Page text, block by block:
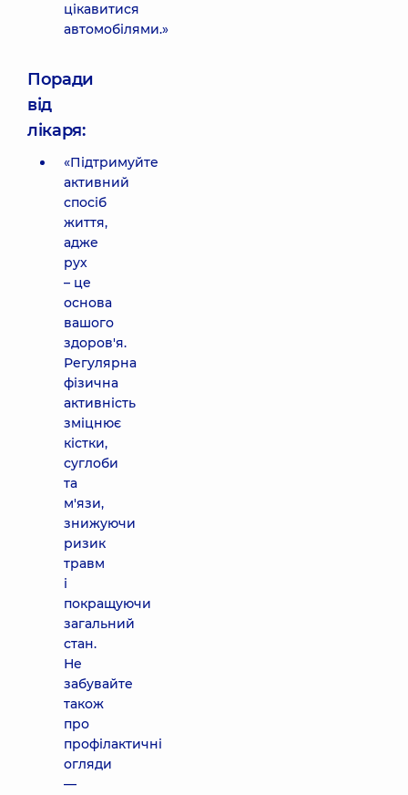
цікавитися
автомобілями.»
Поради
від
лікаря:
«Підтримуйте
активний
спосіб
життя,
адже
рух
– це
основа
вашого
здоров'я.
Регулярна
фізична
активність
зміцнює
кістки,
суглоби
та
м'язи,
знижуючи
ризик
травм
і
покращуючи
загальний
стан.
Не
забувайте
також
про
профілактичні
огляди
—